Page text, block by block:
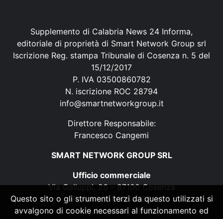
Supplemento di Calabria News 24 Informa,
editoriale di proprietà di Smart Network Group srl
Iscrizione Reg. stampa Tribunale di Cosenza n. 5 del
15/12/2017
P. IVA 03500860782
N. iscrizione ROC 28794
info@smartnetworkgroup.it
Direttore Responsabile:
Francesco Cangemi
SMART NETWORK GROUP SRL
Ufficio commerciale
Via Galluppi, 26 – 87100 Cosenza
P. IVA 03500860782
N. iscrizione ROC 28794
Questo sito o gli strumenti terzi da questo utilizzati si
avvalgono di cookie necessari al funzionamento ed